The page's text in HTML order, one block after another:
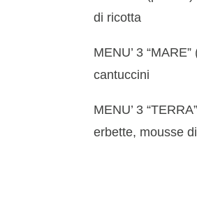
di ricotta
MENU’ 3
cantuccini
MENU’ 3
erbette, mousse